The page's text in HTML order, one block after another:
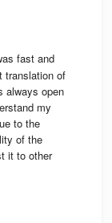
fast and
translation of
always open
my
to the
of the
it to other